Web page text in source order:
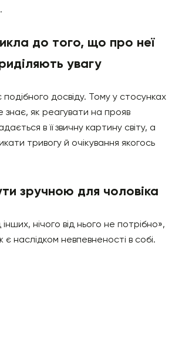
до того, що про неї
увагу
досвіду. Тому у стосунках
знає, як реагувати на прояв
в її звичну картину світу, а
тривогу й очікування якогось
зручною для чоловіка
інших, нічого від нього не потрібно»,
наслідком невпевненості в собі.